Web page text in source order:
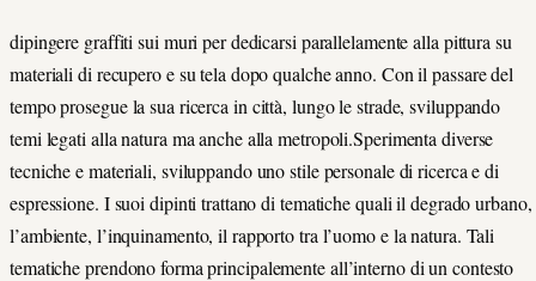
dipingere graffiti sui muri per dedicarsi parallelamente alla pittura su
materiali di recupero e su tela dopo qualche anno. Con il passare del
tempo prosegue la sua ricerca in città, lungo le strade, sviluppando
temi legati alla natura ma anche alla metropoli.Sperimenta diverse
tecniche e materiali, sviluppando uno stile personale di ricerca e di
espressione. I suoi dipinti trattano di tematiche quali il degrado urbano,
l’ambiente, l’inquinamento, il rapporto tra l’uomo e la natura. Tali
tematiche prendono forma principalemente all’interno di un contesto